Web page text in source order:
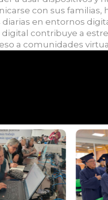
con sus familias,
en entornos
digital contribuye a
a comunidades